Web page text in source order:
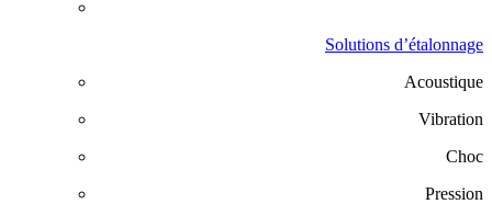
Solutions d’étalonnage
Acoustique
Vibration
Choc
Pression